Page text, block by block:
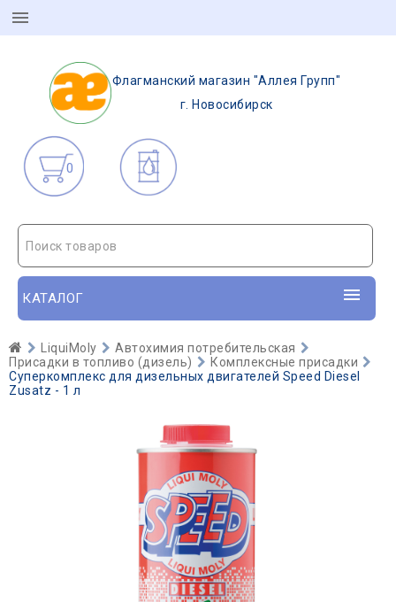
Флагманский магазин "Аллея Групп"
г. Новосибирск
0
Поиск товаров
КАТАЛОГ
LiquiMoly
Автохимия потребительская
Присадки в топливо (дизель)
Комплексные присадки
Суперкомплекс для дизельных двигателей Speed Diesel
Zusatz - 1 л